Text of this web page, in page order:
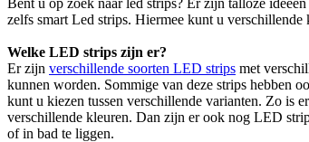
zelfs smart Led strips. Hiermee kunt u verschillende
Welke LED strips zijn er?
Er zijn verschillende soorten LED strips met
kunnen worden. Sommige van deze strips hebben
kunt u kiezen tussen verschillende varianten. Zo is
verschillende kleuren. Dan zijn er ook nog LED
of in bad te liggen.